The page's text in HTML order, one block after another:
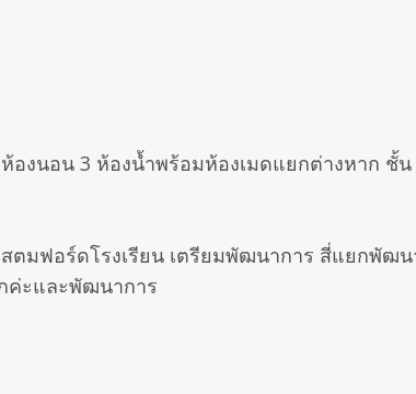
องนอน 3 ห้องน้ำพร้อมห้องเมดแยกต่างหาก
ตมฟอร์ดโรงเรียน เตรียมพัฒนาการ สี่แยกพั
ค่ะและพัฒนาการ